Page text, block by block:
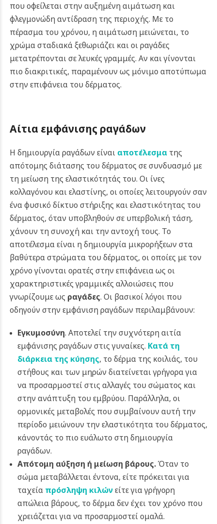
που οφείλεται στην αυξημένη αιμάτωση και
φλεγμονώδη αντίδραση της περιοχής. Με το
πέρασμα του χρόνου, η αιμάτωση μειώνεται, το
χρώμα σταδιακά ξεθωριάζει και οι ραγάδες
μετατρέπονται σε λευκές γραμμές. Αν και γίνονται
πιο διακριτικές, παραμένουν ως μόνιμο αποτύπωμα
στην επιφάνεια του δέρματος.
Αίτια εμφάνισης ραγάδων
Η δημιουργία ραγάδων είναι αποτέλεσμα της
απότομης διάτασης του δέρματος σε συνδυασμό με
τη μείωση της ελαστικότητάς του. Οι ίνες
κολλαγόνου και ελαστίνης, οι οποίες λειτουργούν σαν
ένα φυσικό δίκτυο στήριξης και ελαστικότητας του
δέρματος, όταν υποβληθούν σε υπερβολική τάση,
χάνουν τη συνοχή και την αντοχή τους. Το
αποτέλεσμα είναι η δημιουργία μικρορήξεων στα
βαθύτερα στρώματα του δέρματος, οι οποίες με τον
χρόνο γίνονται ορατές στην επιφάνεια ως οι
χαρακτηριστικές γραμμικές αλλοιώσεις που
γνωρίζουμε ως ραγάδες. Οι βασικοί λόγοι που
οδηγούν στην εμφάνιση ραγάδων περιλαμβάνουν:
Εγκυμοσύνη. Αποτελεί την συχνότερη αιτία
εμφάνισης ραγάδων στις γυναίκες. Κατά τη
διάρκεια της κύησης, το δέρμα της κοιλιάς, του
στήθους και των μηρών διατείνεται γρήγορα για
να προσαρμοστεί στις αλλαγές του σώματος και
στην ανάπτυξη του εμβρύου. Παράλληλα, οι
ορμονικές μεταβολές που συμβαίνουν αυτή την
περίοδο μειώνουν την ελαστικότητα του δέρματος,
κάνοντάς το πιο ευάλωτο στη δημιουργία
ραγάδων.
Απότομη αύξηση ή μείωση βάρους.Όταν το
σώμα μεταβάλλεται έντονα, είτε πρόκειται για
ταχεία πρόσληψη κιλώνείτε για γρήγορη
απώλεια βάρους, το δέρμα δεν έχει τον χρόνο που
χρειάζεται για να προσαρμοστεί ομαλά.